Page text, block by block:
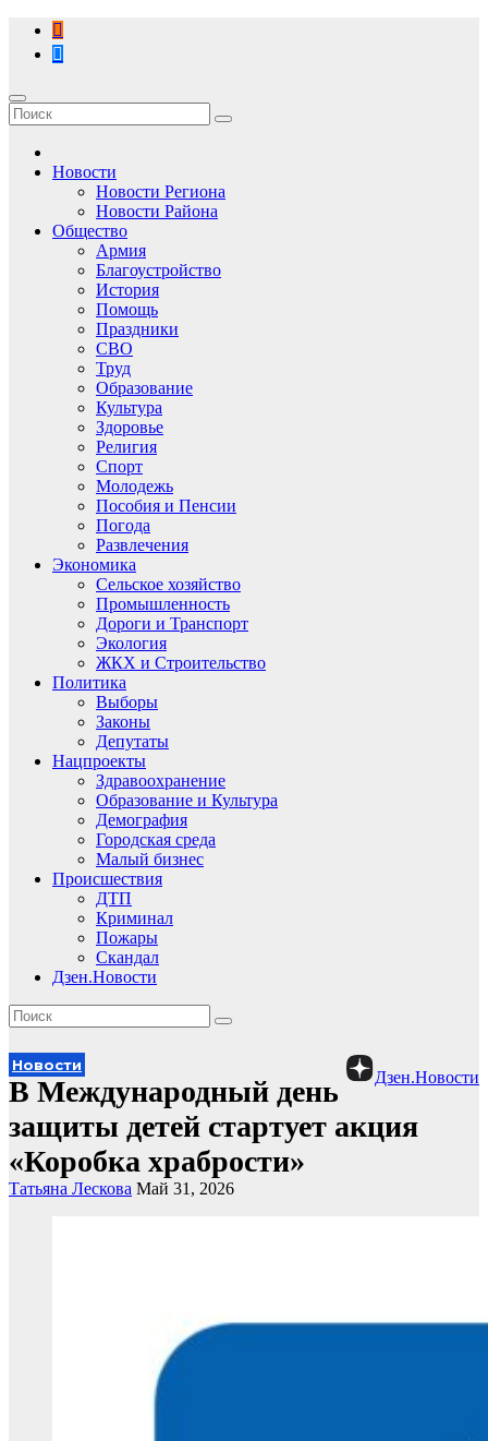
Перейти
содержимому
Новости
Новости Региона
Новости Района
Общество
Армия
Благоустройство
История
Помощь
Праздники
СВО
Труд
Образование
Культура
Здоровье
Религия
Спорт
Молодежь
Пособия и Пенсии
Погода
Развлечения
Экономика
Сельское хозяйство
Промышленность
Дороги и Транспорт
Экология
ЖКХ и Строительство
Политика
Выборы
Законы
Депутаты
Нацпроекты
Здравоохранение
Образование и Культура
Демография
Городская среда
Малый бизнес
Происшествия
ДТП
Криминал
Пожары
Скандал
Дзен.Новости
Дзен.Новости
Новости
В Международный день
защиты детей стартует акция
«Коробка храбрости»
Татьяна Лескова Май 31, 2026